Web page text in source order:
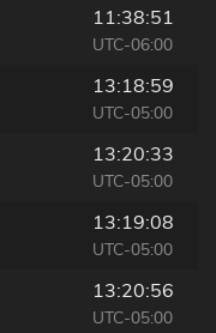
11:38:51
UTC-06:00
13:18:59
UTC-05:00
13:20:33
UTC-05:00
13:19:08
UTC-05:00
13:20:56
UTC-05:00